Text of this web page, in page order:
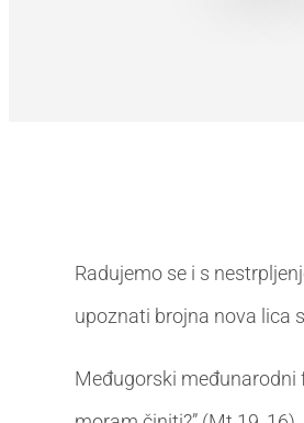
Radujemo se i s
upoznati brojna nova lica
Međugorski međunarodni